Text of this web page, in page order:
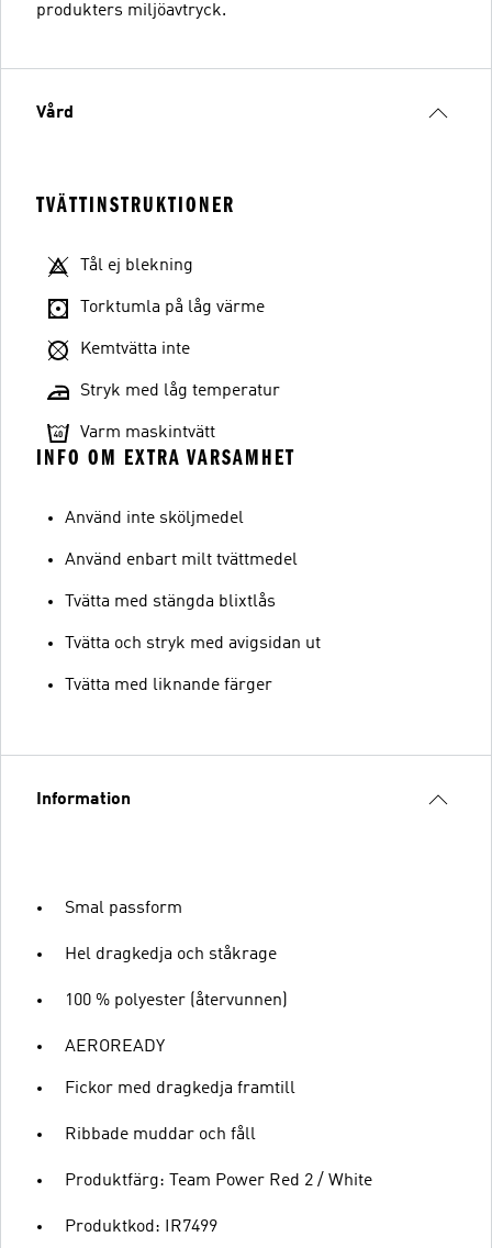
produkters miljöavtryck.
Vård
TVÄTTINSTRUKTIONER
Tål ej blekning
Torktumla på låg värme
Kemtvätta inte
Stryk med låg temperatur
Varm maskintvätt
INFO OM EXTRA VARSAMHET
Använd inte sköljmedel
Använd enbart milt tvättmedel
Tvätta med stängda blixtlås
Tvätta och stryk med avigsidan ut
Tvätta med liknande färger
Information
Smal passform
Hel dragkedja och ståkrage
100 % polyester (återvunnen)
AEROREADY
Fickor med dragkedja framtill
Ribbade muddar och fåll
Produktfärg: Team Power Red 2 / White
Produktkod: IR7499